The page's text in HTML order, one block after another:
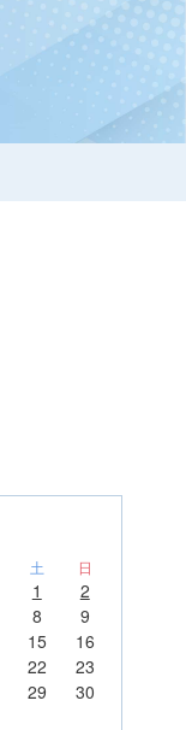
土 日
1
2
8
9
15
16
22
23
29
30